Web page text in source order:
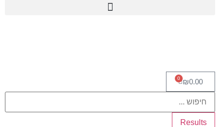
₪0.00
0
Results